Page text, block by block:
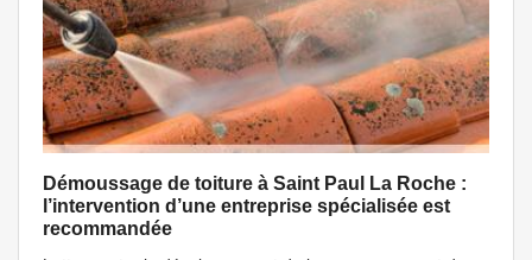
Démoussage de toiture à Saint Paul La Roche :
l’intervention d’une entreprise spécialisée est
recommandée